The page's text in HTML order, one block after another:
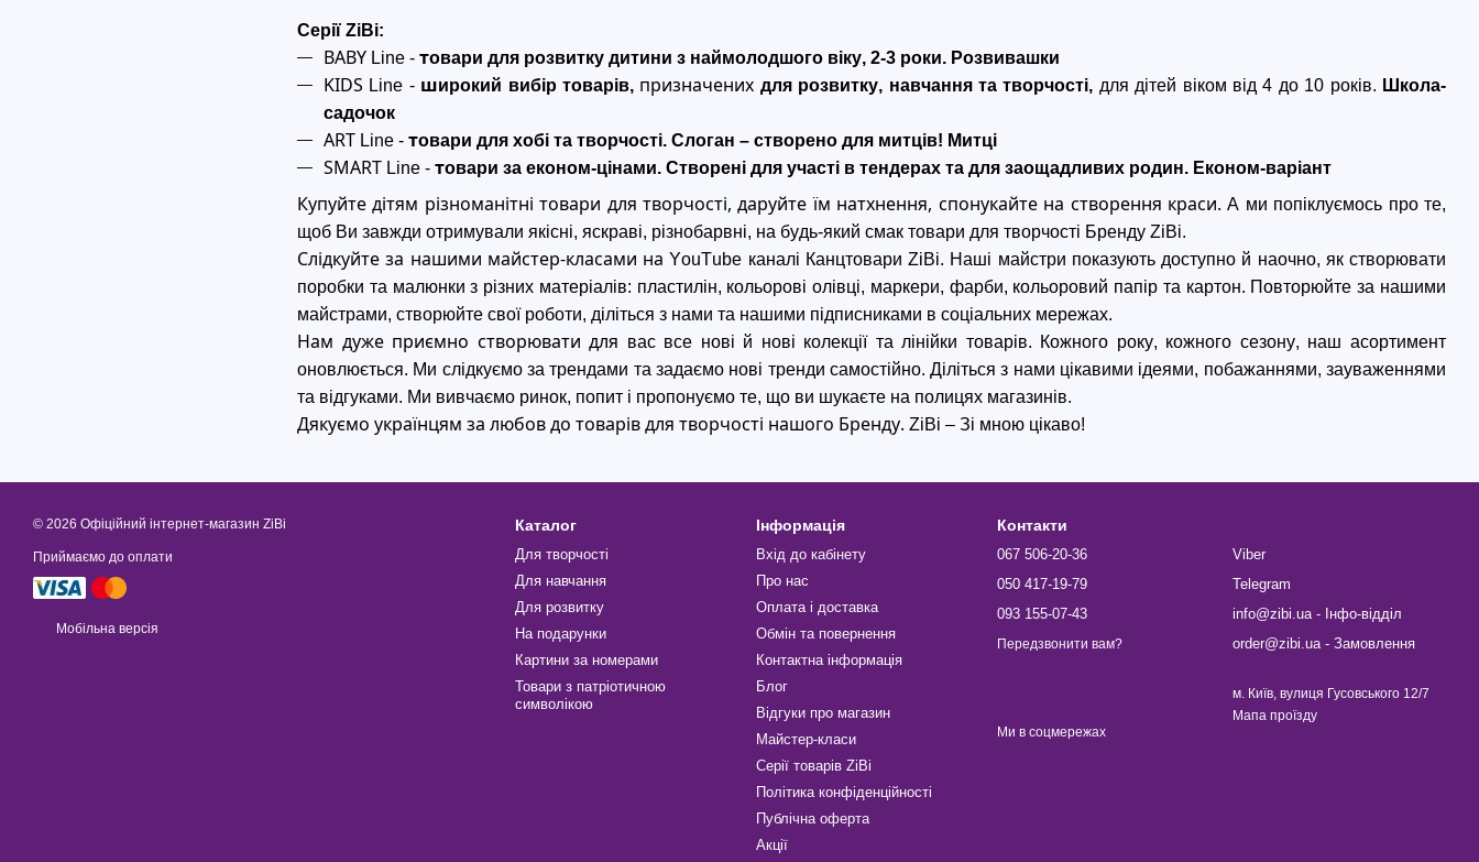
Серії ZiBi:
BABY Line - товари для розвитку дитини з наймолодшого віку, 2-3 роки. Розвивашки
KIDS Line - широкий вибір товарів, призначених для розвитку, навчання та творчості, для дітей віком від 4 до 10 років. Школа-
садочок
ART Line - товари для хобі та творчості. Слоган – створено для митців! Митці
SMART Line - товари за економ-цінами. Створені для участі в тендерах та для заощадливих родин. Економ-варіант
Купуйте дітям різноманітні товари для творчості, даруйте їм натхнення, спонукайте на створення краси. А ми попіклуємось про те,
щоб Ви завжди отримували якісні, яскраві, різнобарвні, на будь-який смак товари для творчості Бренду ZiBi.
Слідкуйте за нашими майстер-класами на YouTube каналі Канцтовари ZiBi. Наші майстри показують доступно й наочно, як створювати
поробки та малюнки з різних матеріалів: пластилін, кольорові олівці, маркери, фарби, кольоровий папір та картон. Повторюйте за нашими
майстрами, створюйте свої роботи, діліться з нами та нашими підписниками в соціальних мережах.
Нам дуже приємно створювати для вас все нові й нові колекції та лінійки товарів. Кожного року, кожного сезону, наш асортимент
оновлюється. Ми слідкуємо за трендами та задаємо нові тренди самостійно. Діліться з нами цікавими ідеями, побажаннями, зауваженнями
та відгуками. Ми вивчаємо ринок, попит і пропонуємо те, що ви шукаєте на полицях магазинів.
Дякуємо українцям за любов до товарів для творчості нашого Бренду. ZiBi – Зі мною цікаво!
© 2026 Офіційний інтернет-магазин ZiBi
Приймаємо до оплати
Мобільна версія
Каталог
Для творчості
Для навчання
Для розвитку
На подарунки
Картини за номерами
Товари з патріотичною
символікою
Інформація
Вхід до кабінету
Про нас
Оплата і доставка
Обмін та повернення
Контактна інформація
Блог
Відгуки про магазин
Майстер-класи
Серії товарів ZiBi
Політика конфіденційності
Публічна оферта
Акції
Контакти
067 506-20-36
050 417-19-79
093 155-07-43
Передзвонити вам?
Viber
Telegram
info@zibi.ua - Інфо-відділ
order@zibi.ua - Замовлення
м. Київ, вулиця Гусовського 12/7
Мапа проїзду
Ми в соцмережах